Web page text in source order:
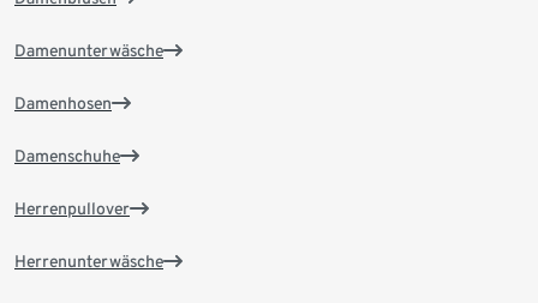
Damenunterwäsche
Damenhosen
Damenschuhe
Herrenpullover
Herrenunterwäsche